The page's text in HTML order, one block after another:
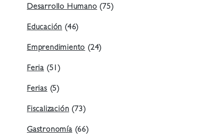
Desarrollo Humano(75)
Educación(46)
Emprendimiento(24)
Feria (51)
Ferias(5)
Fiscalización(73)
Gastronomía(66)